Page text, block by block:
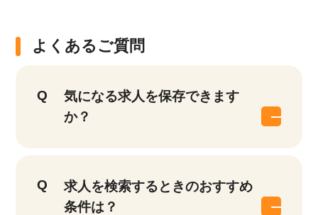
よくあるご質問
気になる求人を保存できます
か？
求人を検索するときのおすすめ
条件は？